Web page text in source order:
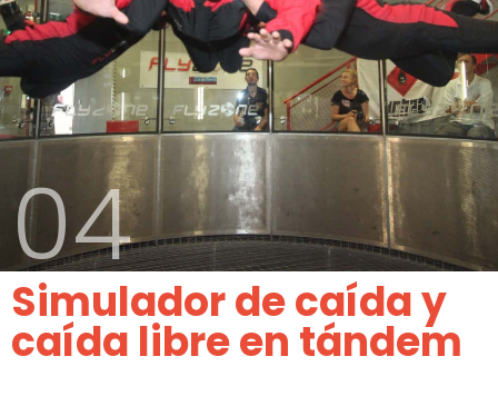
04
Simulador de caída y
caída libre en tándem